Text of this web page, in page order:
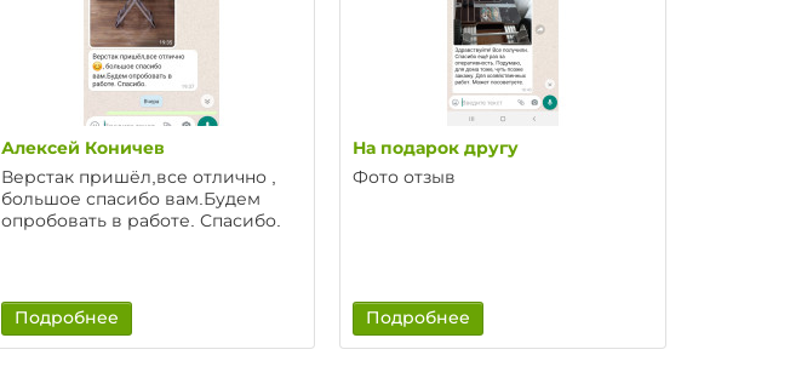
Алексей Коничев
Верстак пришёл,все отлично ,
большое спасибо вам.Будем
опробовать в работе. Спасибо.
Подробнее
На подарок другу
Фото отзыв
Подробнее